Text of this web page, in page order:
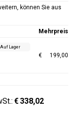
können Sie aus
Mehrpreis
Auf Lager
€ 199,00
€338,02